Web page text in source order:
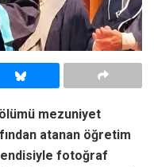
mezuniyet
atanan öğretim
fotoğraf